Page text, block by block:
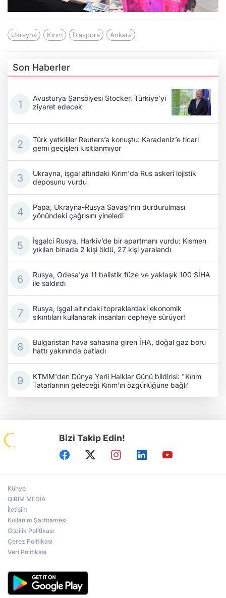
Ukrayna Kırım Diaspora Ankara
Son Haberler
Avusturya Şansölyesi Stocker, Türkiye’yi
ziyaret edecek
Türk yetkililer Reuters’a konuştu: Karadeniz’e ticari
gemi geçişleri kısıtlanmıyor
Ukrayna, işgal altındaki Kırım'da Rus askerî lojistik
deposunu vurdu
Papa, Ukrayna-Rusya Savaşı’nın durdurulması
yönündeki çağrısını yineledi
İşgalci Rusya, Harkiv’de bir apartmanı vurdu: Kısmen
yıkılan binada 2 kişi öldü, 27 kişi yaralandı
Rusya, Odesa'ya 11 balistik füze ve yaklaşık 100 SİHA
ile saldırdı
Rusya, işgal altındaki topraklardaki ekonomik
sıkıntıları kullanarak insanları cepheye sürüyor!
Bulgaristan hava sahasına giren İHA, doğal gaz boru
hattı yakınında patladı
KTMM'den Dünya Yerli Halklar Günü bildirisi: "Kırım
Tatarlarının geleceği Kırım’ın özgürlüğüne bağlı"
Bizi Takip Edin!
Künye
QIRIM MEDİA
İletişim
Kullanım Şartnamesi
Gizlilik Politikası
Çerez Politikası
Veri Politikası